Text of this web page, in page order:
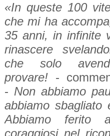
«In queste 100
che mi ha
35 anni, in infinite
rinascere
che solo
provare!-
-Non abbiamo
abbiamo sbagliato
Abbiamo ferito